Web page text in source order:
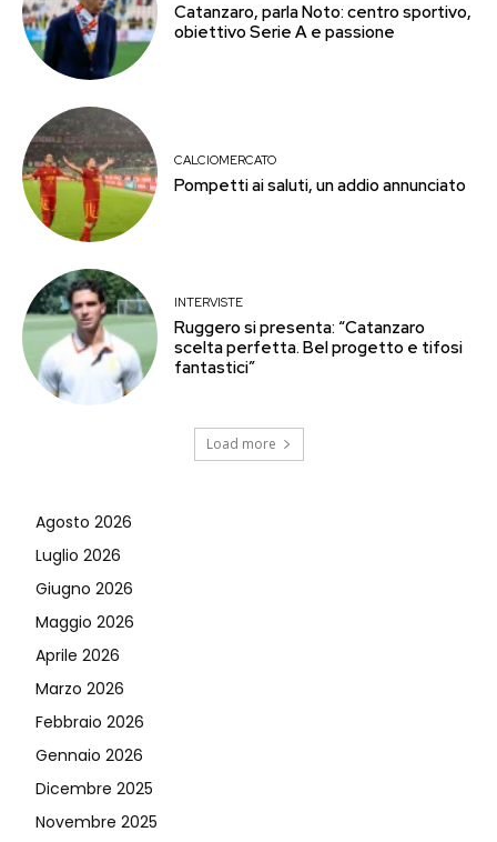
Catanzaro, parla Noto: centro sportivo,
obiettivo Serie A e passione
CALCIOMERCATO
Pompetti ai saluti, un addio annunciato
INTERVISTE
Ruggero si presenta: “Catanzaro
scelta perfetta. Bel progetto e tifosi
fantastici”
Load more
Agosto 2026
Luglio 2026
Giugno 2026
Maggio 2026
Aprile 2026
Marzo 2026
Febbraio 2026
Gennaio 2026
Dicembre 2025
Novembre 2025